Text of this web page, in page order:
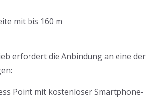
mit bis 160 m
erfordert die Anbindung an eine der
Point mit kostenloser Smartphone-